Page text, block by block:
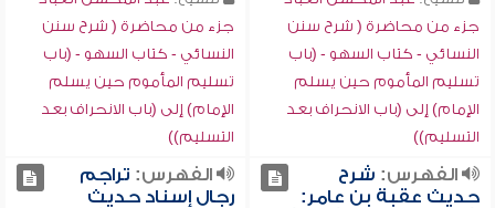
جزء من محاضرة ( شرح سنن
النسائي - كتاب السهو - (باب
تسليم المأموم حين يسلم
الإمام) إلى (باب الانحراف بعد
التسليم))
جزء من محاضرة ( شرح سنن
النسائي - كتاب السهو - (باب
تسليم المأموم حين يسلم
الإمام) إلى (باب الانحراف بعد
التسليم))
الفهرس: شرح
حديث عقبة بن عامر:
الفهرس: تراجم
رجال إسناد حديث